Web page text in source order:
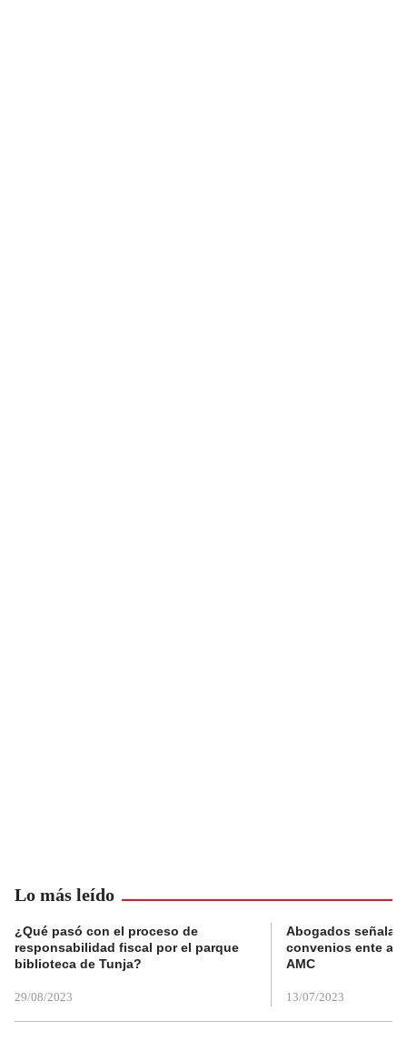
Lo más leído
¿Qué pasó con el proceso de
responsabilidad fiscal por el parque
biblioteca de Tunja?
29/08/2023
Abogados
convenios ente
AMC
13/07/2023